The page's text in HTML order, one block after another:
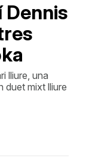
Dennis
lliure, una
duet mixt lliure